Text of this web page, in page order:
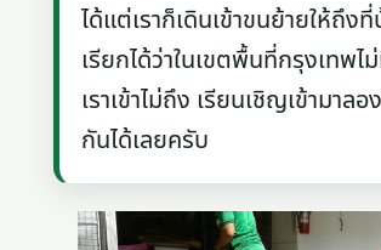
ได้แต่เราก็เดินเข้าขนย้ายให้ถึง
เรียกได้ว่าในเขตพื้นที่กรุงเทพไ
เราเข้าไม่ถึง เรียนเชิญเข้ามาลอ
กันได้เลยครับ